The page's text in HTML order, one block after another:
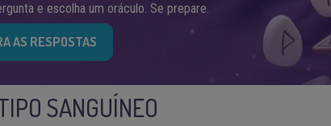
e escolha um oráculo. Se prepare.
AS RESPOSTAS
SANGUÍNEO